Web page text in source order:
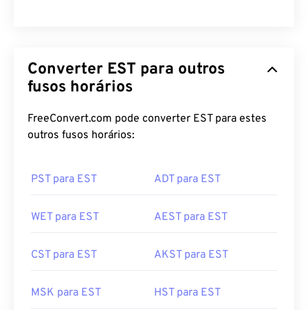
Converter EST para outros
fusos horários
FreeConvert.com pode converter EST para estes
outros fusos horários:
PST para EST ADT para EST
WET para EST AEST para EST
CST para EST AKST para EST
MSK para EST HST para EST